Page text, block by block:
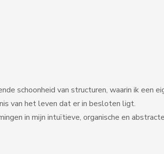
schoonheid van structuren, waarin ik een
van het leven dat er in besloten ligt.
in mijn intuïtieve, organische en